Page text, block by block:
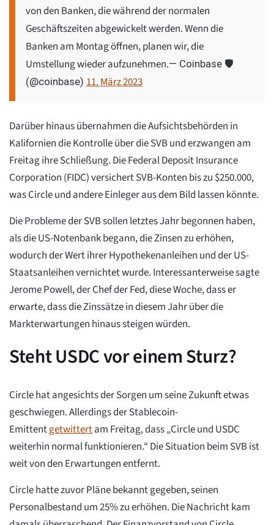
von den Banken, die während der normalen
Geschäftszeiten abgewickelt werden. Wenn die
Banken am Montag öffnen, planen wir, die
Umstellung wieder aufzunehmen.— Coinbase 🛡️
(@coinbase) 11. März 2023
Darüber hinaus übernahmen die Aufsichtsbehörden in
Kalifornien die Kontrolle über die SVB und erzwangen am
Freitag ihre Schließung. Die Federal Deposit Insurance
Corporation (FIDC) versichert SVB-Konten bis zu $250.000,
was Circle und andere Einleger aus dem Bild lassen könnte.
Die Probleme der SVB sollen letztes Jahr begonnen haben,
als die US-Notenbank begann, die Zinsen zu erhöhen,
wodurch der Wert ihrer Hypothekenanleihen und der US-
Staatsanleihen vernichtet wurde. Interessanterweise sagte
Jerome Powell, der Chef der Fed, diese Woche, dass er
erwarte, dass die Zinssätze in diesem Jahr über die
Markterwartungen hinaus steigen würden.
Steht USDC vor einem Sturz?
Circle hat angesichts der Sorgen um seine Zukunft etwas
geschwiegen. Allerdings der Stablecoin-
Emittentgetwittertam Freitag, dass „Circle und USDC
weiterhin normal funktionieren.“ Die Situation beim SVB ist
weit von den Erwartungen entfernt.
Circle hatte zuvor Pläne bekannt gegeben, seinen
Personalbestand um 25% zu erhöhen. Die Nachricht kam